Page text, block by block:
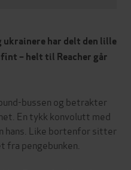
ukrainere har delt den lille
– helt til Reacher går
bussen og betrakter
En tykk konvolutt med
hans. Like bortenfor sitter
fra pengebunken.